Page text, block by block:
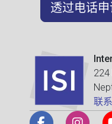
透过电话
224
联